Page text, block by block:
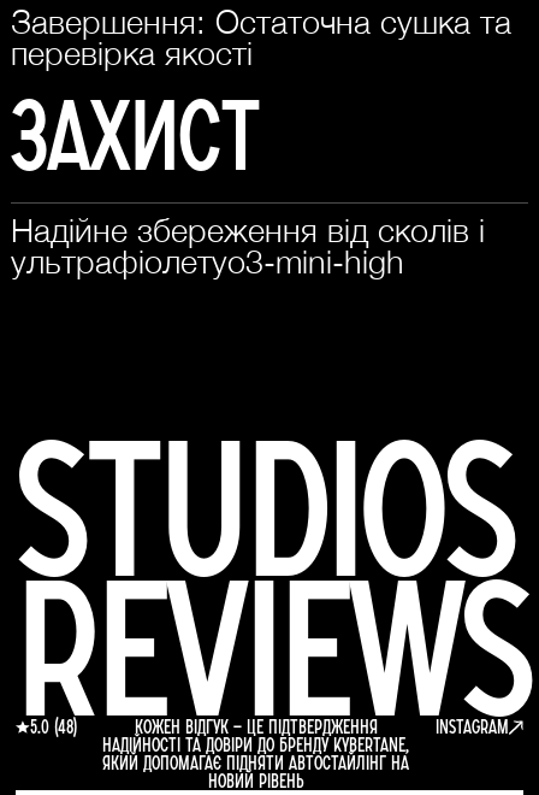
Завершення: Остаточна сушка та
перевірка якості
Захист
Надійне збереження від сколів і
ультрафіолетуo3-mini-high
StudioS
reviews
5.0 (48) Кожен відгук — це підтвердження
надійності та довіри до бренду KYBERTANE,
який допомагає підняти автостайлінг на
новий рівень
Instagram